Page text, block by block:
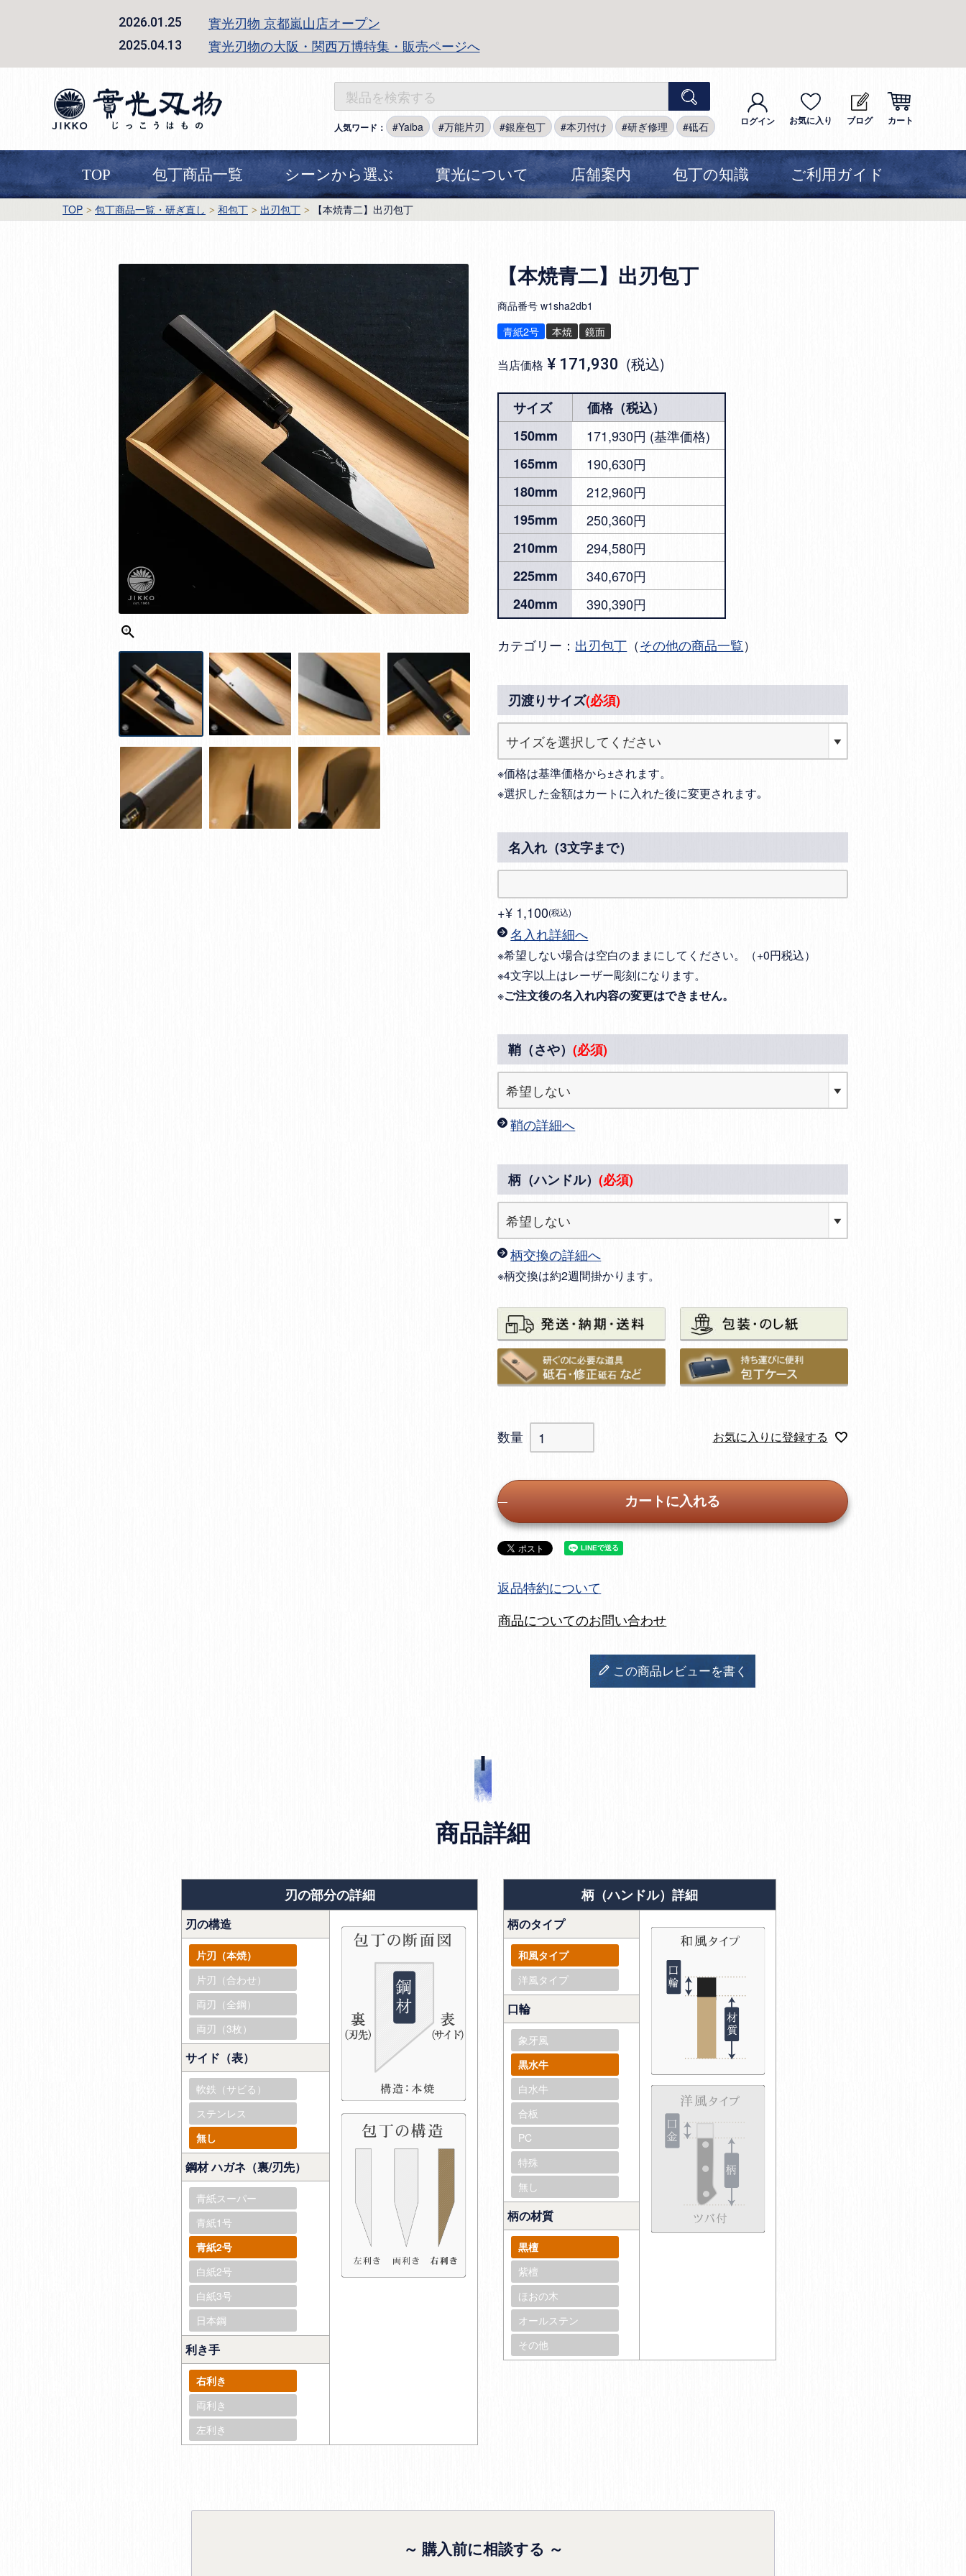
2026.01.25 實光刃物 京都嵐山店オープン
2025.04.13 實光刃物の大阪・関西万博特集・販売ページへ
人気ワード： Yaiba 万能片刃 銀座包丁 本刃付け 研ぎ修理 砥石 ログイン お気に入り ブログ カート
TOP 包丁商品一覧 シーンから選ぶ 實光について 店舗案内 包丁の知識 ご利用ガイド
TOP 包丁商品一覧・研ぎ直し 和包丁 出刃包丁 【本焼青二】出刃包丁
【本焼青二】出刃包丁
商品番号 w1sha2db1
青紙2号 本焼 鏡面
当店価格 ¥ 171,930 税込
サイズ
価格（税込）
150mm
171,930円 (基準価格)
165mm
190,630円
180mm
212,960円
195mm
250,360円
210mm
294,580円
225mm
340,670円
240mm
390,390円
カテゴリー： 出刃包丁 （その他の商品一覧）
刃渡りサイズ(必須)
※価格は基準価格から±されます。
※選択した金額はカートに入れた後に変更されます｡
名入れ（3文字まで）
+¥ 1,100 税込
名入れ詳細へ
※希望しない場合は空白のままにしてください。（+0円税込）
※4文字以上はレーザー彫刻になります。
※ご注文後の名入れ内容の変更はできません。
鞘（さや）(必須)
鞘の詳細へ
柄（ハンドル）(必須)
柄交換の詳細へ
※柄交換は約2週間掛かります。
お気に入りに登録する
カートに入れる
返品特約について
商品についてのお問い合わせ
この商品レビューを書く
商品詳細
刃の部分の詳細
刃の構造
片刃（本焼）
片刃（合わせ）
両刃（全鋼）
両刃（3枚）
サイド（表）
軟鉄（サビる）
ステンレス
無し
鋼材 ハガネ（裏/刃先）
青紙スーパー
青紙1号
青紙2号
白紙2号
白紙3号
日本鋼
利き手
右利き
両利き
左利き
柄（ハンドル）詳細
柄のタイプ
和風タイプ
洋風タイプ
口輪
象牙風
黒水牛
白水牛
合板
PC
特殊
無し
柄の材質
黒檀
紫檀
ほおの木
オールステン
その他
～ 購入前に相談する ～